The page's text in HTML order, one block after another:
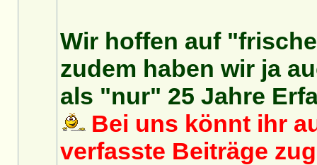
Wir hoffen auf
zudem haben wir ja
als "nur" 25 Jahre
Bei uns könnt ihr
verfasste Beiträge